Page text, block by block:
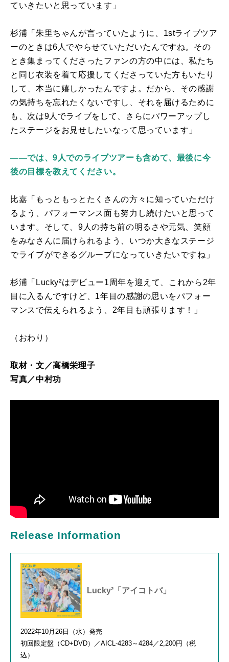
ていきたいと思っています」
杉浦「朱里ちゃんが言っていたように、 1stライブツア
ーのときは6人でやらせていただいたんですね。その
とき集まってくださったファンの方の中には、私たち
と同じ衣装を着て応援してくださっていた方もいたり
して、本当に嬉しかったんですよ。だから、その感謝
の気持ちを忘れたくないですし、それを届けるために
も、次は9人でライブをして、さらにパワーアップし
たステージをお見せしたいなって思っています」
――では、9人でのライブツアーも含めて、最後に今
後の目標を教えてください。
比嘉「もっともっとたくさんの方々に知っていただけ
るよう、パフォーマンス面も努力し続けたいと思って
います。そして、9人の持ち前の明るさや元気、笑顔
をみなさんに届けられるよう、いつか大きなステージ
でライブができるグループになっていきたいですね」
杉浦「 Lucky²はデビュー1周年を迎えて、これから2年
目に入るんですけど、1年目の感謝の思いをパフォー
マンスで伝えられるよう、2年目も頑張ります！」
（おわり）
取材・文／高橋栄理子
写真／中村功
Release Information
Lucky²「アイコトバ」
2022年10月 26 日（水）発売
初回限定盤（CD+DVD）／AICL-4283～4284／2,200円（税
込）